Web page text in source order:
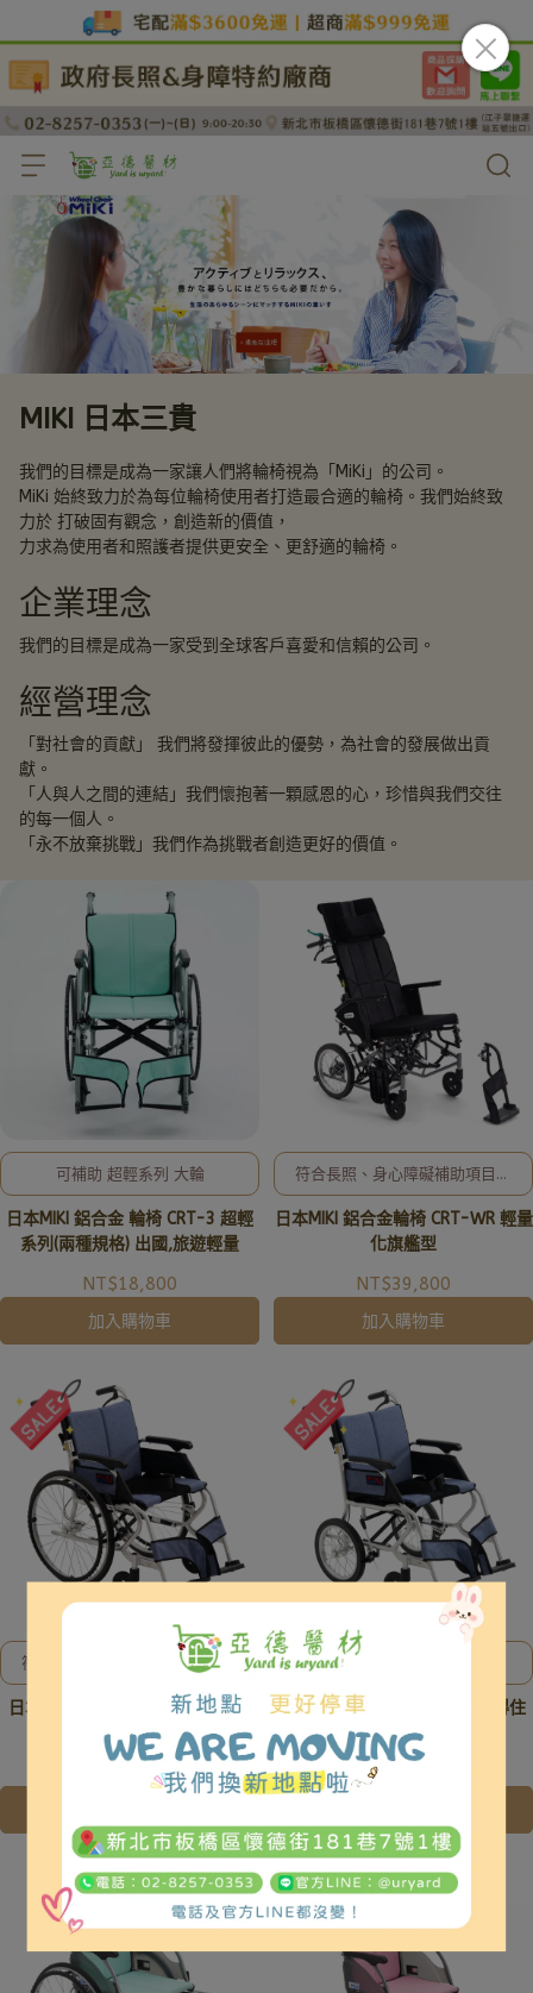
MIKI 日本三貴
我們的目標是成為一家讓人們將輪椅視為「MiKi」的公司。
MiKi 始終致力於為每位輪椅使用者打造最合適的輪椅。我們始終致
力於 打破固有觀念，創造新的價值，
力求為使用者和照護者提供更安全、更舒適的輪椅。
企業理念
我們的目標是成為一家受到全球客戶喜愛和信賴的公司。
經營理念
「對社會的貢獻」 我們將發揮彼此的優勢，為社會的發展做出貢
獻。
「人與人之間的連結」我們懷抱著一顆感恩的心，珍惜與我們交往
的每一個人。
「永不放棄挑戰」我們作為挑戰者創造更好的價值。
可補助 超輕系列 大輪
日本MIKI 鋁合金 輪椅 CRT-3 超輕
系列(兩種規格) 出國,旅遊輕量
NT$18,800
加入購物車
符合長照、身心障礙補助項目，
歡迎洽詢02-8257-0353或加
入亞德官方LINE ID: @uryard，
謝謝。
日本MIKI 鋁合金輪椅 CRT-WR 輕量
化旗艦型
NT$39,800
加入購物車
符合補助申請，補助申請辦理及
相關事宜、歡迎洽詢02-8257-
0353或加入亞德官方LINE ID:
@uryard，謝謝。
日本MIKI 鋁合金輪椅CK-1 坐得住
系列
NT$12,800
符合補助申請，補助申請辦理及
相關事宜、歡迎洽詢02-8257-
0353或加入亞德官方LINE ID:
@uryard，謝謝。
日本MIKI 鋁合金輪椅CK-2 坐得住
系列
NT$11,800